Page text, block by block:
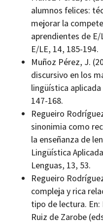
alumnos felices:
mejorar la
aprendientes de
E/LE, 14, 185-194.
Muñoz Pérez, J.
discursivo en los
lingüística
147-168.
Regueiro
sinonimia como
la enseñanza de
Lingüística
Lenguas, 13, 53.
Regueiro
compleja y rica
tipo de lectura. En:
Ruiz de Zarobe